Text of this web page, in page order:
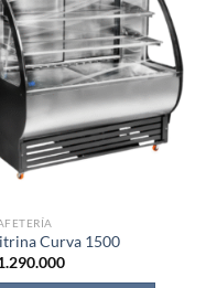
Curva 1500